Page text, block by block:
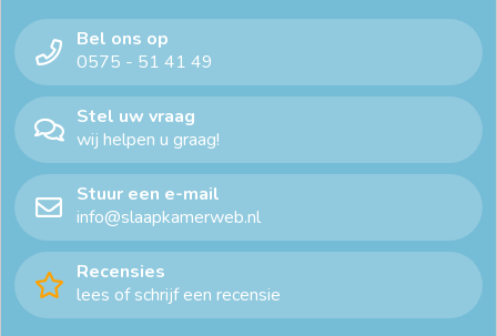
Bel ons op
0575 - 51 41 49
Stel uw vraag
wij helpen u graag!
Stuur een e-mail
info@slaapkamerweb.nl
Recensies
lees of schrijf een recensie